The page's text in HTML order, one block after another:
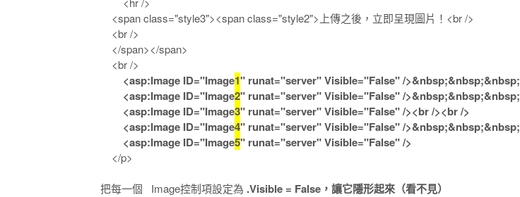
<span class="style3"><span class="style2">上傳之後，立即呈現圖片！<br />
<br />
</span></span>
<br />
<asp:Image ID="Image1" runat="server" Visible="False" />&nbsp;&nbsp;&nbsp;
<asp:Image ID="Image2" runat="server" Visible="False" />&nbsp;&nbsp;&nbsp;
<asp:Image ID="Image3" runat="server" Visible="False" /><br /><br />
<asp:Image ID="Image4" runat="server" Visible="False" />&nbsp;&nbsp;&nbsp;
<asp:Image ID="Image5" runat="server" Visible="False" />
</p>
把每一個 Image控制項設定為 .Visible = False，讓它隱形起來（看不見）